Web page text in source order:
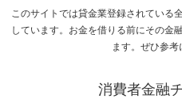
このサイトでは貸金業登録されている
しています。お金を借りる前にその金
ます。ぜひ参
消費者金融